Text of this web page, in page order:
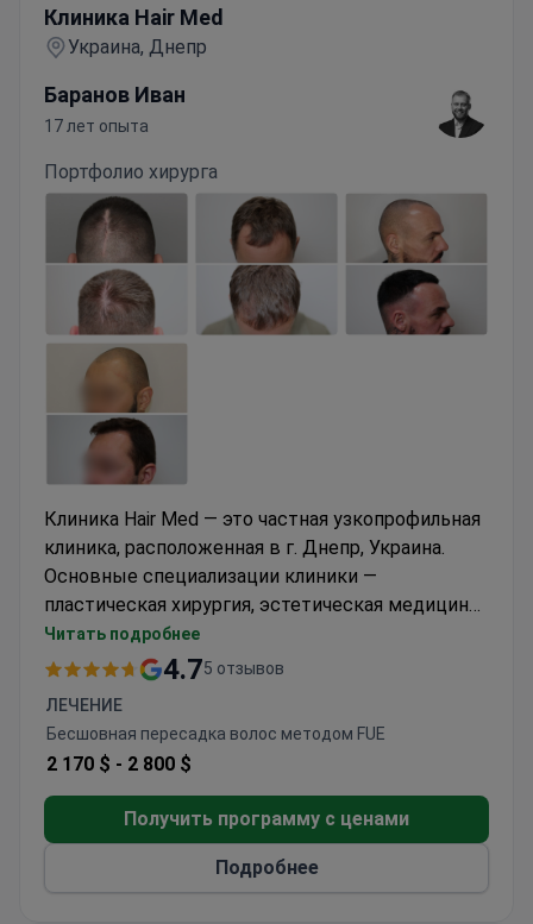
Клиника Hair Med
Украина, Днепр
Баранов Иван
17 лет опыта
Портфолио хирурга
Клиника Hair Med — это частная узкопрофильная
клиника, расположенная в г. Днепр, Украина.
Основные специализации клиники —
пластическая хирургия, эстетическая медицина
и косметология и трансплантология.
Медицинский центр принимает только
пациентов. Большинство пациентов клиники —
жители таких регионов: русскоязычные страны,
Европа и Содружество наций и др.
Читать подробнее
4.75 отзывов
ЛЕЧЕНИЕ
Бесшовная пересадка волос методом FUE
2 170 $ - 2 800 $
Получить программу с ценами
Подробнее